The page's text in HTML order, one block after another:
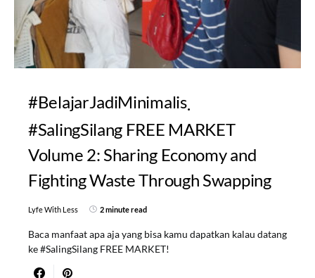
#BelajarJadiMinimalis
#SalingSilang FREE MARKET
Volume 2: Sharing Economy and
Fighting Waste Through Swapping
Lyfe With Less 2 minute read
Baca manfaat apa aja yang bisa kamu dapatkan kalau datang
ke #SalingSilang FREE MARKET!